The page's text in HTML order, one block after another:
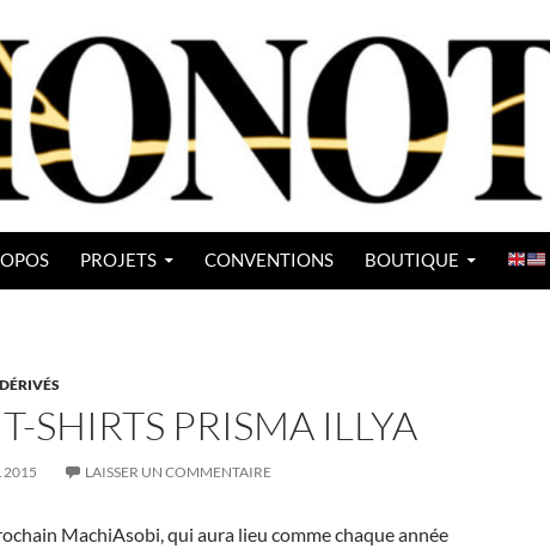
PROJETS CONVENTIONS BOUTIQUE
SHIRTS PRISMA ILLYA
2015 LAISSER UN COMMENTAIRE
MachiAsobi, qui aura lieu comme chaque année